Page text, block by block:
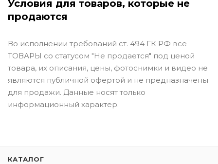
Условия для товаров, которые не
продаются
Во исполнении требований ст. 494 ГК РФ все
ТОВАРЫ со статусом "Не продается" под ценой
товара, их описания, цены, фотоснимки и видео не
являются публичной офертой и не предназначены
для продажи. Данные носят только
информационный характер.
КАТАЛОГ